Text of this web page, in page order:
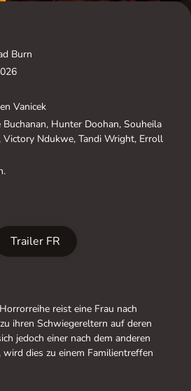
Burn
Vanicek
Buchanan, Hunter Doohan, Souheila
Victory Ndukwe, Tandi Wright, Erroll
Trailer FR
reist eine Frau nach
ihren Schwiegereltern auf deren
jedoch einer nach dem anderen
dies zu einem Familientreffen